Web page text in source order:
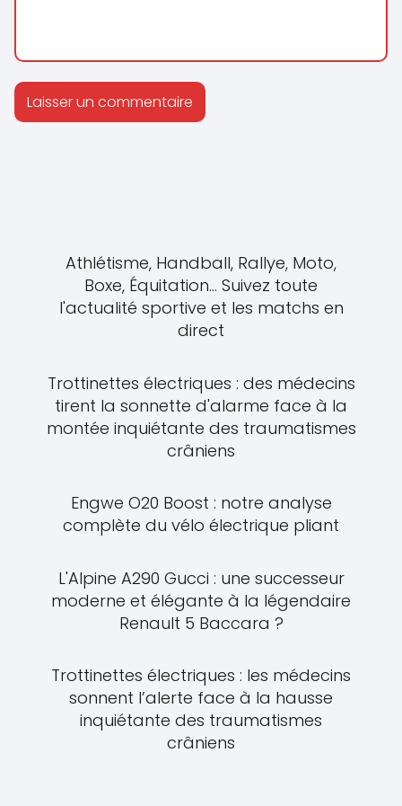
Athlétisme, Handball, Rallye, Moto,
Boxe, Équitation... Suivez toute
l'actualité sportive et les matchs en
direct
Trottinettes électriques : des médecins
tirent la sonnette d'alarme face à la
montée inquiétante des traumatismes
crâniens
Engwe O20 Boost : notre analyse
complète du vélo électrique pliant
L'Alpine A290 Gucci : une successeur
moderne et élégante à la légendaire
Renault 5 Baccara ?
Trottinettes électriques : les médecins
sonnent l’alerte face à la hausse
inquiétante des traumatismes
crâniens